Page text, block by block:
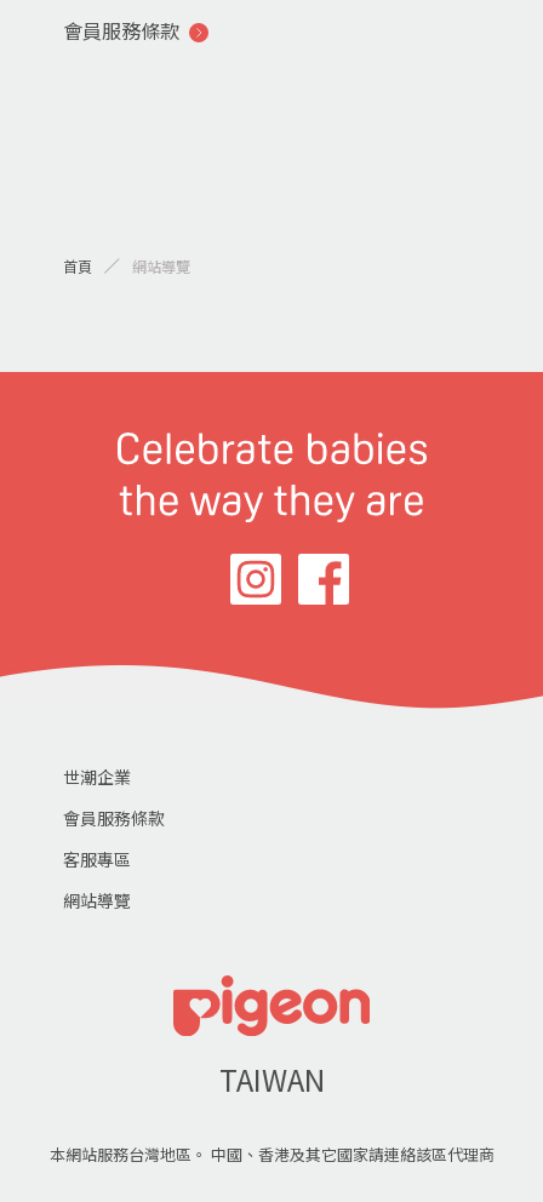
會員服務條款
首頁 網站導覽
世潮企業
會員服務條款
客服專區
網站導覽
TAIWAN
本網站服務台灣地區。 中國、香港及其它國家請連絡該區代理商